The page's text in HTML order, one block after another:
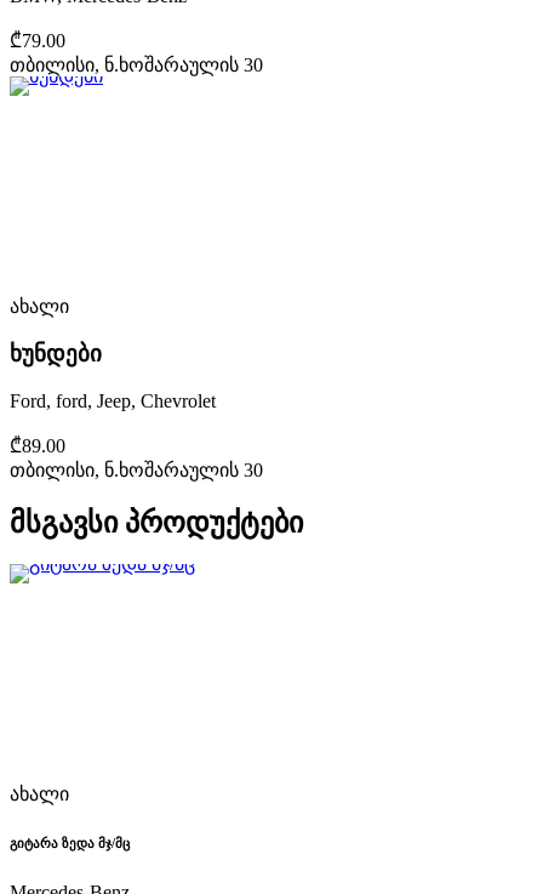
₾79.00
თბილისი, ნ.ხოშარაულის 30
ახალი
ხუნდები
Ford, ford, Jeep, Chevrolet
₾89.00
თბილისი, ნ.ხოშარაულის 30
მსგავსი პროდუქტები
ახალი
გიტარა ზედა მჯ/მც